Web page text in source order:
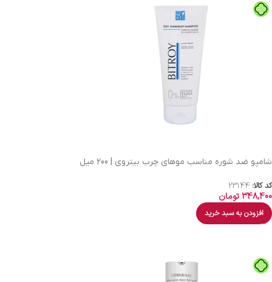
شامپو ضد شوره مناسب موهای چرب بیتروی | 200 میل
کد کالا: 23144
348,400تومان
افزودن به سبد خرید